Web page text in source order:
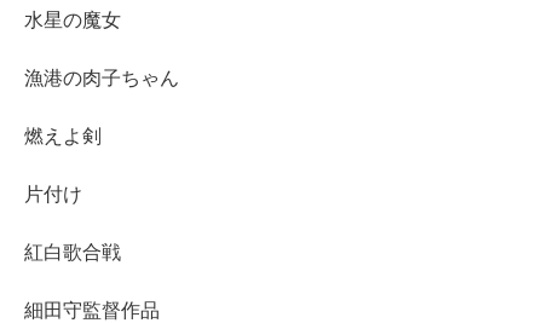
水星の魔女
漁港の肉子ちゃん
燃えよ剣
片付け
紅白歌合戦
細田守監督作品